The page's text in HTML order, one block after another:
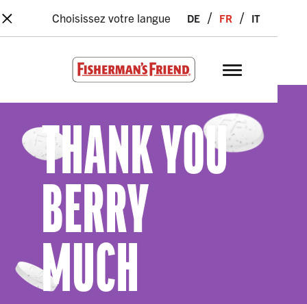
× Choisissez votre langue de fr it
THANK YOU
BERRY
MUCH